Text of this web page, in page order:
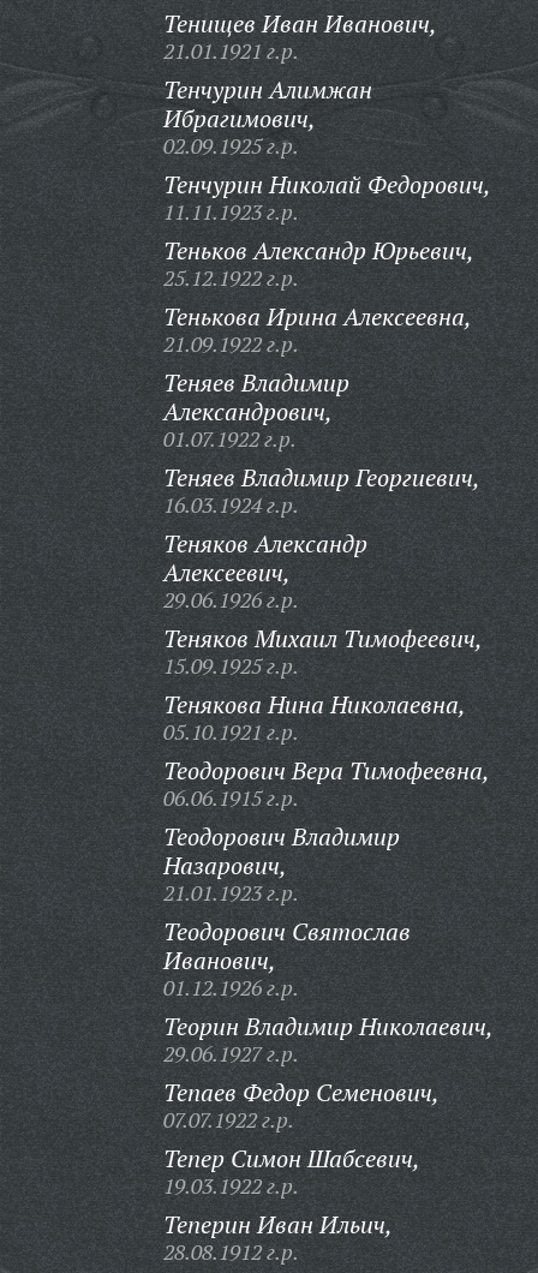
Тенищев Иван Иванович,
21.01.1921 г.р.
Тенчурин Алимжан
Ибрагимович,
02.09.1925 г.р.
Тенчурин Николай Федорович,
11.11.1923 г.р.
Теньков Александр Юрьевич,
25.12.1922 г.р.
Тенькова Ирина Алексеевна,
21.09.1922 г.р.
Теняев Владимир
Александрович,
01.07.1922 г.р.
Теняев Владимир Георгиевич,
16.03.1924 г.р.
Теняков Александр
Алексеевич,
29.06.1926 г.р.
Теняков Михаил Тимофеевич,
15.09.1925 г.р.
Тенякова Нина Николаевна,
05.10.1921 г.р.
Теодорович Вера Тимофеевна,
06.06.1915 г.р.
Теодорович Владимир
Назарович,
21.01.1923 г.р.
Теодорович Святослав
Иванович,
01.12.1926 г.р.
Теорин Владимир Николаевич,
29.06.1927 г.р.
Тепаев Федор Семенович,
07.07.1922 г.р.
Тепер Симон Шабсевич,
19.03.1922 г.р.
Теперин Иван Ильич,
28.08.1912 г.р.